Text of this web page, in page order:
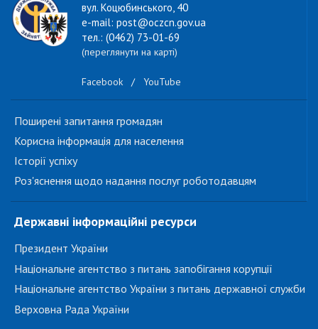
вул. Коцюбинського, 40
e-mail: post@oczcn.gov.ua
тел.: (0462) 73-01-69
(переглянути на карті)
Facebook / YouTube
Поширені запитання громадян
Корисна інформація для населення
Історії успіху
Роз'яснення щодо надання послуг роботодавцям
Державні інформаційні ресурси
Президент України
Національне агентство з питань запобігання корупції
Національне агентство України з питань державної служби
Верховна Рада України